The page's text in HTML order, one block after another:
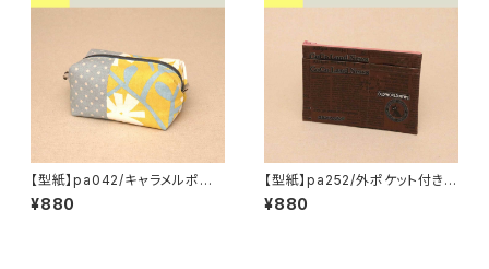
【型紙】pa042/キャラメルポー
チ
¥880
【型紙】pa252/外ポケット付きフ
ァスナーポーチ・M
¥880